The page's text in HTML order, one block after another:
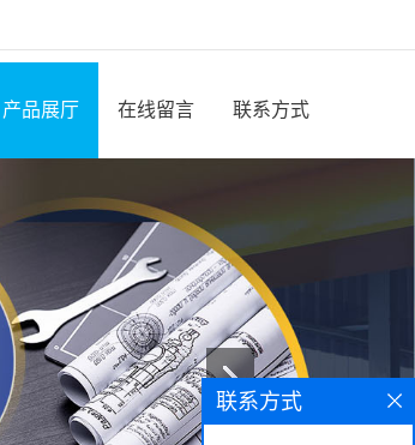
产品展厅 在线留言 联系方式
联系方式